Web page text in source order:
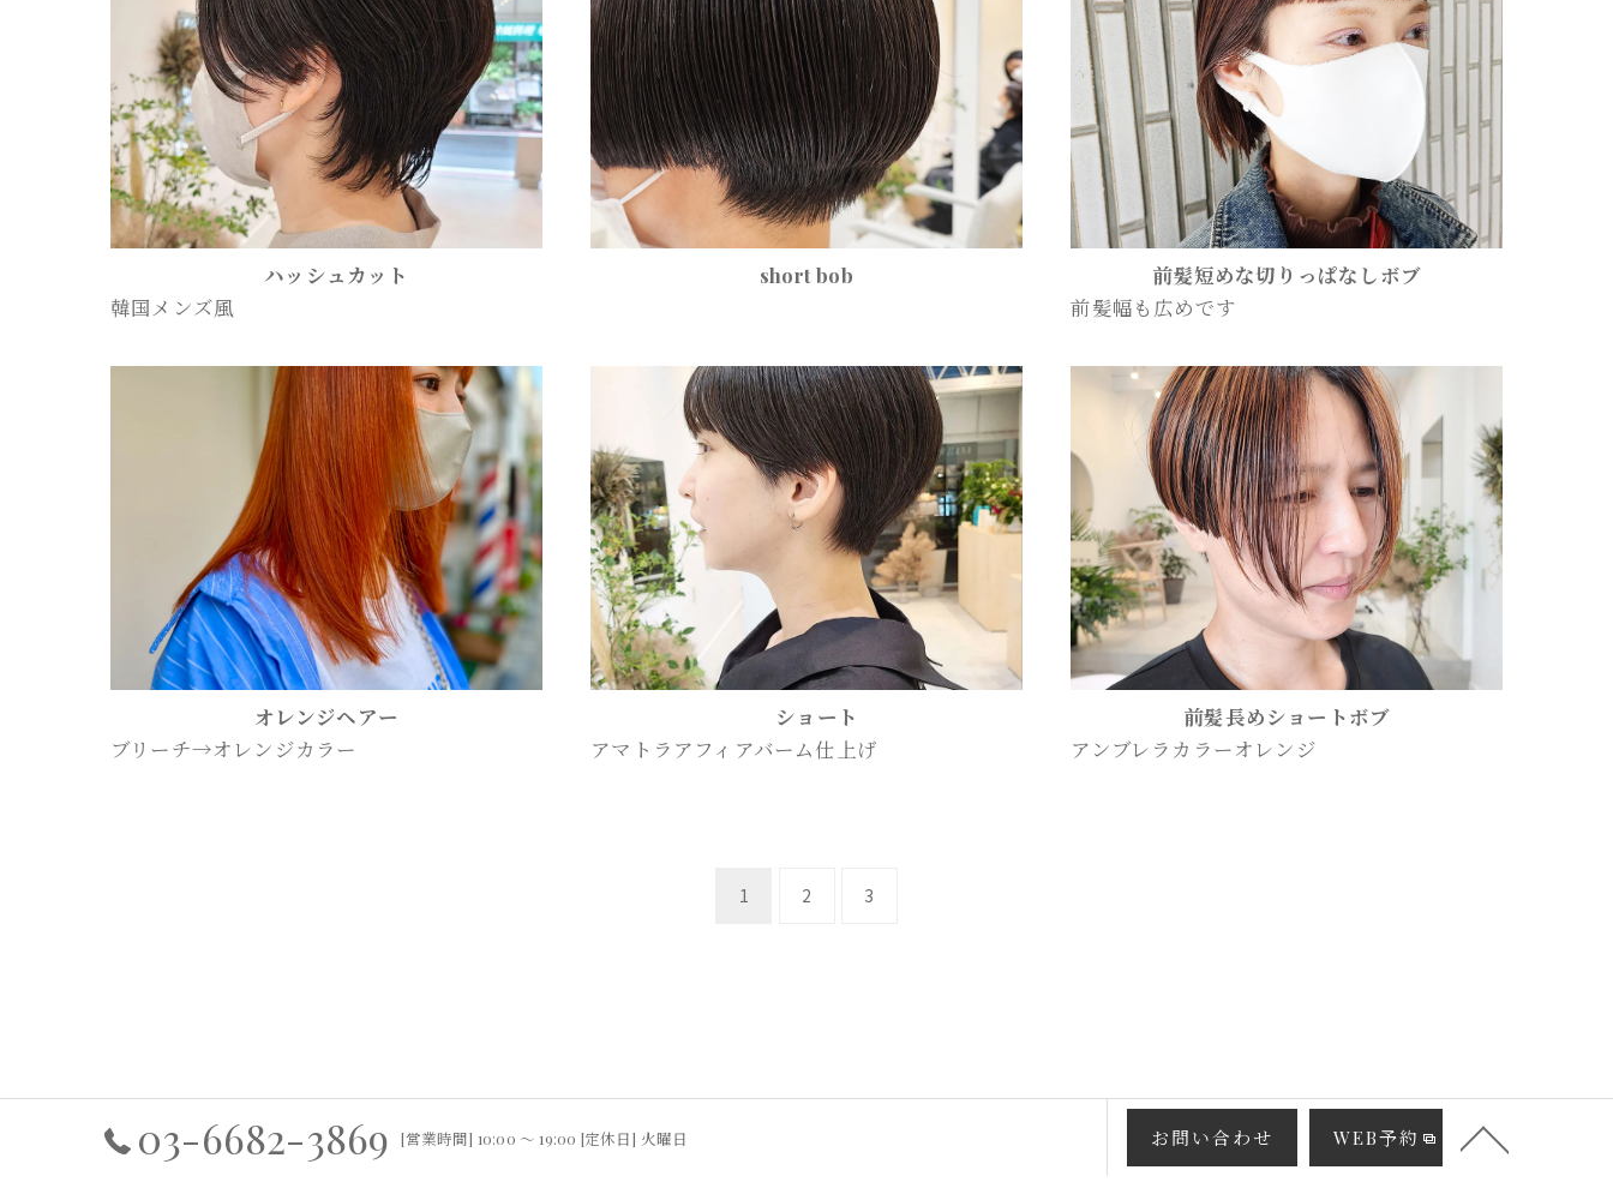
ハッシュカット
韓国メンズ風
short bob
前髪短めな切りっぱなしボブ
前髪幅も広めです
オレンジヘアー
ブリーチ→オレンジカラー
ショート
アマトラアフィアバーム仕上げ
前髪長めショートボブ
アンブレラカラーオレンジ
1 2 3
03-6682-3869 [営業時間] 10:00 〜 19:00 [定休日] 火曜日 お問い合わせ WEB予約